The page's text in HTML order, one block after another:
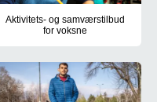
Aktivitets- og samværstilbud
for voksne